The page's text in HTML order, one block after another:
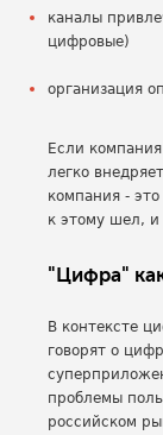
каналы
цифровые)
организация
Если
легко
компания -
к этому шел, и
"Цифра"
В контексте
говорят о
проблемы
российском